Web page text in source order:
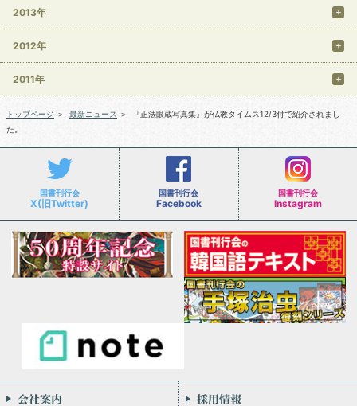
2013年
2012年
2011年
トップページ ＞ 最新ニュース ＞
『正法眼蔵写真集』が仏教タイムス12/3付で紹介されまし
た。
国書刊行会
X(旧Twitter)
国書刊行会
Facebook
国書刊行会
Instagram
会社案内